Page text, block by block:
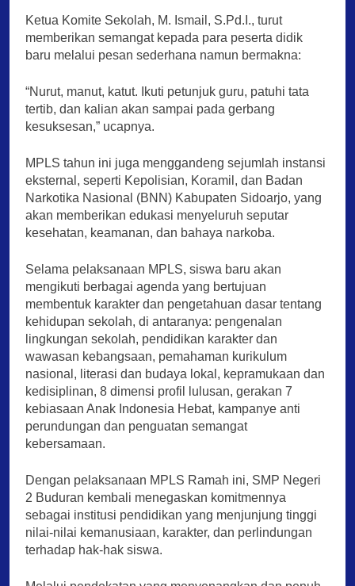
Ketua Komite Sekolah, M. Ismail, S.Pd.I., turut
memberikan semangat kepada para peserta didik
baru melalui pesan sederhana namun bermakna:
“Nurut, manut, katut. Ikuti petunjuk guru, patuhi tata
tertib, dan kalian akan sampai pada gerbang
kesuksesan,” ucapnya.
MPLS tahun ini juga menggandeng sejumlah instansi
eksternal, seperti Kepolisian, Koramil, dan Badan
Narkotika Nasional (BNN) Kabupaten Sidoarjo, yang
akan memberikan edukasi menyeluruh seputar
kesehatan, keamanan, dan bahaya narkoba.
Selama pelaksanaan MPLS, siswa baru akan
mengikuti berbagai agenda yang bertujuan
membentuk karakter dan pengetahuan dasar tentang
kehidupan sekolah, di antaranya: pengenalan
lingkungan sekolah, pendidikan karakter dan
wawasan kebangsaan, pemahaman kurikulum
nasional, literasi dan budaya lokal, kepramukaan dan
kedisiplinan, 8 dimensi profil lulusan, gerakan 7
kebiasaan Anak Indonesia Hebat, kampanye anti
perundungan dan penguatan semangat
kebersamaan.
Dengan pelaksanaan MPLS Ramah ini, SMP Negeri
2 Buduran kembali menegaskan komitmennya
sebagai institusi pendidikan yang menjunjung tinggi
nilai-nilai kemanusiaan, karakter, dan perlindungan
terhadap hak-hak siswa.